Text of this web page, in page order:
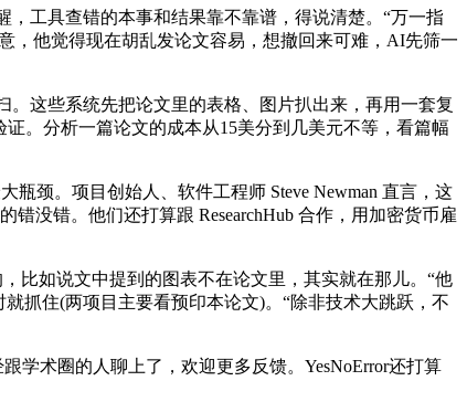
工具查错的本事和结果靠不靠谱，得说清楚。“万一指
，他觉得现在胡乱发论文容易，想撤回来可难，AI先筛一
这些系统先把论文里的表格、图片扒出来，再用一套复
。分析一篇论文的成本从15美分到几美元不等，看篇幅
颈。项目创始人、软件工程师 Steve Newman 直言，这
错没错。他们还打算跟 ResearchHub 合作，用加密货币雇
比如说文中提到的图表不在论文里，其实就在那儿。“他
抓住(两项目主要看预印本论文)。“除非技术大跳跃，不
术圈的人聊上了，欢迎更多反馈。YesNoError还打算